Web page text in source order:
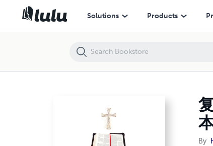
Solutions Products
By
复兴与复兴史》（福乐教会讲道解经灵修书B096中文简体字